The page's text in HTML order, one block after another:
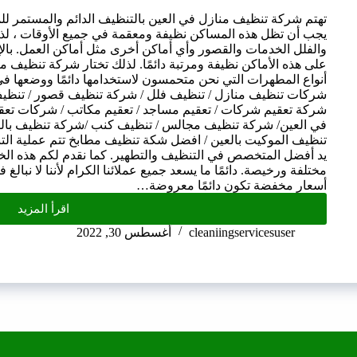
تهتم شركة تنظيف منازل في العين بالتنظيف الدائم والمستمر
يجب أن تظل هذه المساكن نظيفة ومعقمة في جميع الأوقات ،
والفلل الخدمات والقصور وأي أماكن أخرى مثل أماكن العمل.
على هذه الأماكن نظيفة ومرتبة دائمًا. لذلك تختار شركة
أنواع المطهرات التي نحن متحمسون لاستخدامها دائمًا
شركات تنظيف منازل / تنظيف فلل / شركة تنظيف قصور /
شركة تعقيم شركات / تعقيم مساجد / تعقيم مكاتب / شركات
في العين/ شركة تنظيف مجالس / تنظيف كنب /شركة تنظيف
تنظيف الموكيت بالعين / افضل شكة تنظيف مطابخ تتم عملية
يد أفضل المتخصص في التنظيف والتطهير. كما نقدم لكم هذه
مختلفة ورخيصة. دائمًا ما يسعد جميع عملائنا الكرام لأننا لا
أسعار مخفضة تكون دائمًا معروضة…
اقرأ المزيد
cleaniingservicesuser أغسطس 30, 2022